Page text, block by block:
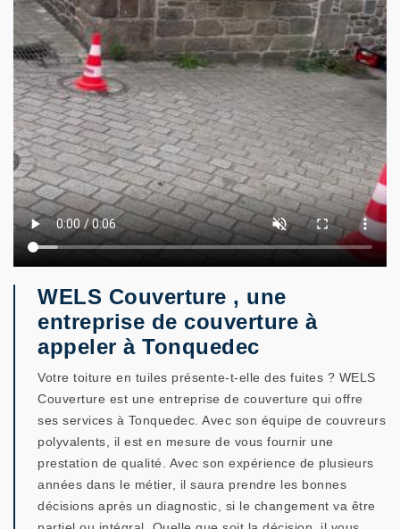
WELS Couverture , une
entreprise de couverture à
appeler à Tonquedec
Votre toiture en tuiles présente-t-elle des fuites ? WELS
Couverture est une entreprise de couverture qui offre
ses services à Tonquedec. Avec son équipe de couvreurs
polyvalents, il est en mesure de vous fournir une
prestation de qualité. Avec son expérience de plusieurs
années dans le métier, il saura prendre les bonnes
décisions après un diagnostic, si le changement va être